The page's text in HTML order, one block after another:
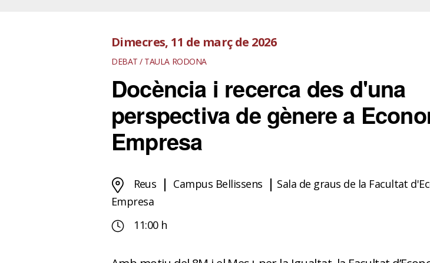
Dimecres, 11 de març de 2026
DEBAT / TAULA RODONA
Docència i recerca des d'una
perspectiva de gènere a
Empresa
Reus Campus Bellissens
Sala de graus de la Facultat
Empresa
11:00 h